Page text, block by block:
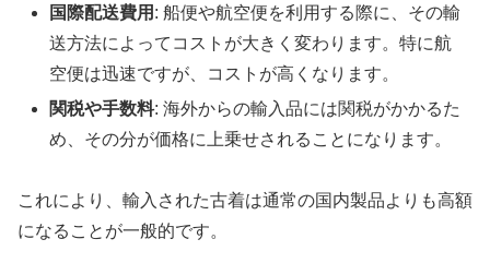
国際配送費用 : 船便や航空便を利用する際に、その輸
送方法によってコストが大きく変わります。特に航
空便は迅速ですが、コストが高くなります。
関税や手数料: 海外からの輸入品には関税がかかるた
め、その分が価格に上乗せされることになります。
これにより、輸入された古着は通常の国内製品よりも高額
になることが一般的です。